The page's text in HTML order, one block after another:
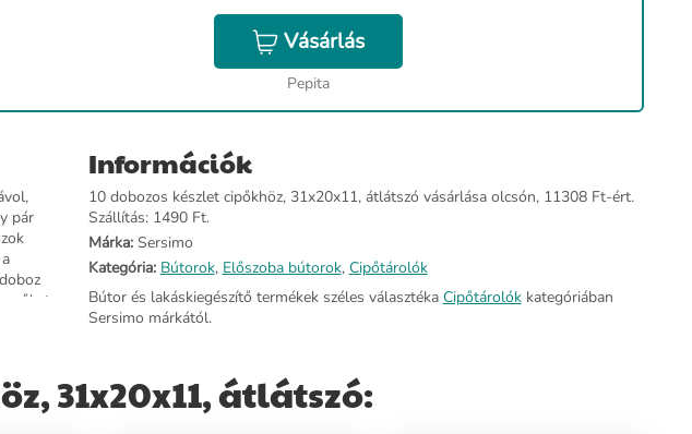
Vásárlás
Pepita
pár
őket
cm;
Információk
10 dobozos készlet cipőkhöz, 31x20x11, átlátszó vásárlása olcsón, 11308 Ft-ért.
Szállítás: 1490 Ft.
Márka:Sersimo
Kategória: Bútorok, Előszoba bútorok, Cipőtárolók
Bútor és lakáskiegészítő termékek széles választéka Cipőtárolókkategóriában
Sersimo márkától.
31x20x11, átlátszó: